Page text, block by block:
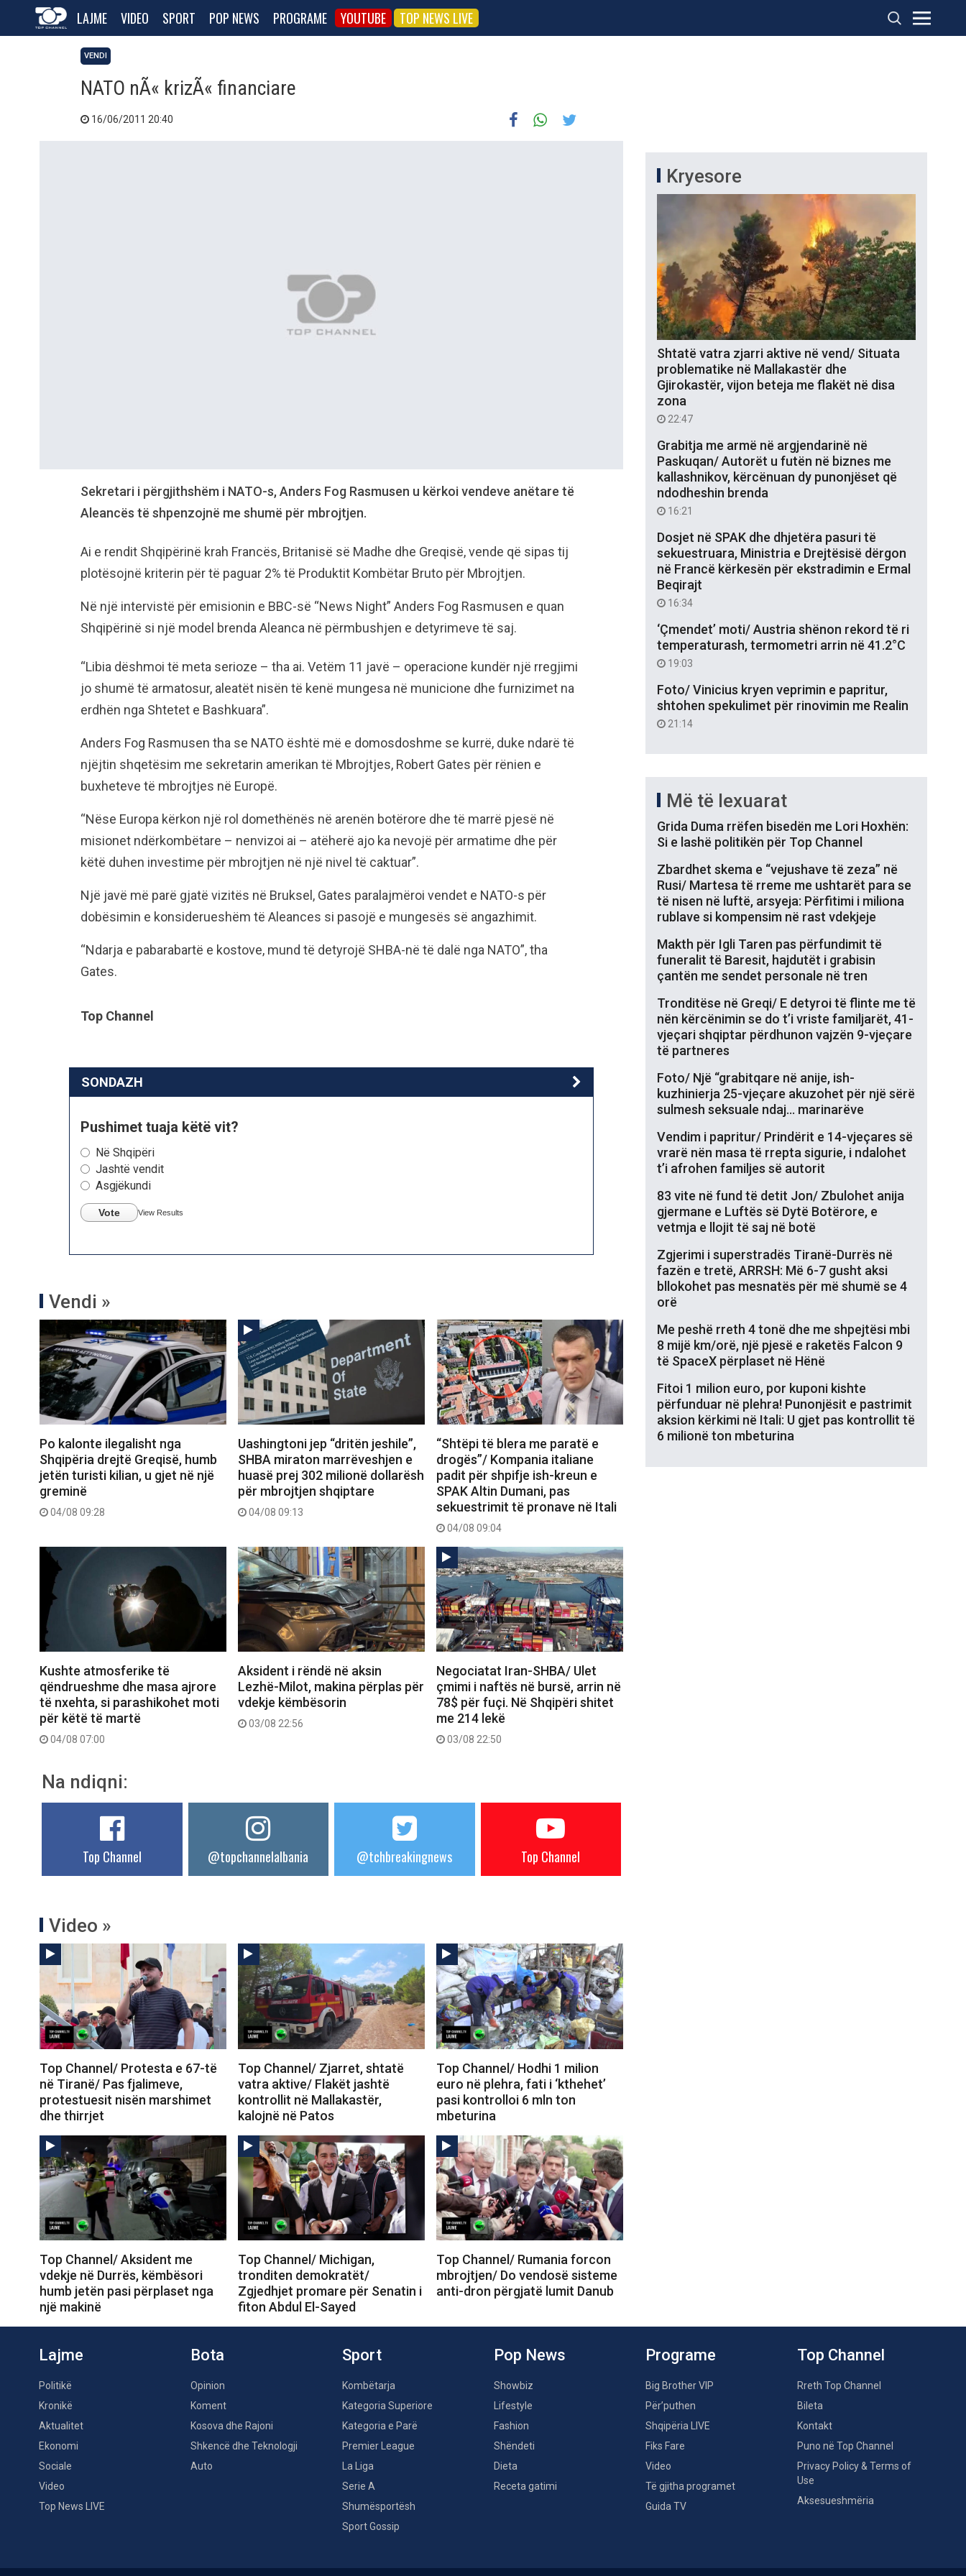
LAJME VIDEO SPORT POP NEWS PROGRAME YOUTUBE TOP NEWS LIVE
VENDI
NATO nÃ« krizÃ« financiare
16/06/2011 20:40
Sekretari i përgjithshëm i NATO-s, Anders Fog Rasmusen u kërkoi vendeve anëtare të
Aleancës të shpenzojnë me shumë për mbrojtjen.
Ai e rendit Shqipërinë krah Francës, Britanisë së Madhe dhe Greqisë, vende që sipas tij
plotësojnë kriterin për të paguar 2% të Produktit Kombëtar Bruto për Mbrojtjen.
Në një intervistë për emisionin e BBC-së “News Night” Anders Fog Rasmusen e quan
Shqipërinë si një model brenda Aleanca në përmbushjen e detyrimeve të saj.
“Libia dëshmoi të meta serioze – tha ai. Vetëm 11 javë – operacione kundër një rregjimi
jo shumë të armatosur, aleatët nisën të kenë mungesa në municione dhe furnizimet na
erdhën nga Shtetet e Bashkuara”.
Anders Fog Rasmusen tha se NATO është më e domosdoshme se kurrë, duke ndarë të
njëjtin shqetësim me sekretarin amerikan të Mbrojtjes, Robert Gates për rënien e
buxheteve të mbrojtjes në Europë.
“Nëse Europa kërkon një rol domethënës në arenën botërore dhe të marrë pjesë në
misionet ndërkombëtare – nenvizoi ai – atëherë ajo ka nevojë për armatime dhe për
këtë duhen investime për mbrojtjen në një nivel të caktuar”.
Një javë më parë gjatë vizitës në Bruksel, Gates paralajmëroi vendet e NATO-s për
dobësimin e konsiderueshëm të Aleances si pasojë e mungesës së angazhimit.
“Ndarja e pabarabartë e kostove, mund të detyrojë SHBA-në të dalë nga NATO”, tha
Gates.
Top Channel
SONDAZH
Pushimet tuaja këtë vit?
Në Shqipëri
Jashtë vendit
Asgjëkundi
Vote View Results
Vendi »
Po kalonte ilegalisht nga
Shqipëria drejtë Greqisë, humb
jetën turisti kilian, u gjet në një
greminë
04/08 09:28
Uashingtoni jep “dritën jeshile”,
SHBA miraton marrëveshjen e
huasë prej 302 milionë dollarësh
për mbrojtjen shqiptare
04/08 09:13
“Shtëpi të blera me paratë e
drogës”/ Kompania italiane
padit për shpifje ish-kreun e
SPAK Altin Dumani, pas
sekuestrimit të pronave në Itali
04/08 09:04
Kushte atmosferike të
qëndrueshme dhe masa ajrore
të nxehta, si parashikohet moti
për këtë të martë
04/08 07:00
Aksident i rëndë në aksin
Lezhë-Milot, makina përplas për
vdekje këmbësorin
03/08 22:56
Negociatat Iran-SHBA/ Ulet
çmimi i naftës në bursë, arrin në
78$ për fuçi. Në Shqipëri shitet
me 214 lekë
03/08 22:50
Na ndiqni:
Top Channel @topchannelalbania @tchbreakingnews Top Channel
Video »
Top Channel/ Protesta e 67-të
në Tiranë/ Pas fjalimeve,
protestuesit nisën marshimet
dhe thirrjet
Top Channel/ Zjarret, shtatë
vatra aktive/ Flakët jashtë
kontrollit në Mallakastër,
kalojnë në Patos
Top Channel/ Hodhi 1 milion
euro në plehra, fati i ‘kthehet’
pasi kontrolloi 6 mln ton
mbeturina
Top Channel/ Aksident me
vdekje në Durrës, këmbësori
humb jetën pasi përplaset nga
një makinë
Top Channel/ Michigan,
tronditen demokratët/
Zgjedhjet promare për Senatin i
fiton Abdul El-Sayed
Top Channel/ Rumania forcon
mbrojtjen/ Do vendosë sisteme
anti-dron përgjatë lumit Danub
Kryesore
Shtatë vatra zjarri aktive në vend/ Situata
problematike në Mallakastër dhe
Gjirokastër, vijon beteja me flakët në disa
zona
22:47
Grabitja me armë në argjendarinë në
Paskuqan/ Autorët u futën në biznes me
kallashnikov, kërcënuan dy punonjëset që
ndodheshin brenda
16:21
Dosjet në SPAK dhe dhjetëra pasuri të
sekuestruara, Ministria e Drejtësisë dërgon
në Francë kërkesën për ekstradimin e Ermal
Beqirajt
16:34
‘Çmendet’ moti/ Austria shënon rekord të ri
temperaturash, termometri arrin në 41.2°C
19:03
Foto/ Vinicius kryen veprimin e papritur,
shtohen spekulimet për rinovimin me Realin
21:14
Më të lexuarat
Grida Duma rrëfen bisedën me Lori Hoxhën:
Si e lashë politikën për Top Channel
Zbardhet skema e “vejushave të zeza” në
Rusi/ Martesa të rreme me ushtarët para se
të nisen në luftë, arsyeja: Përfitimi i miliona
rublave si kompensim në rast vdekjeje
Makth për Igli Taren pas përfundimit të
funeralit të Baresit, hajdutët i grabisin
çantën me sendet personale në tren
Tronditëse në Greqi/ E detyroi të flinte me të
nën kërcënimin se do t’i vriste familjarët, 41-
vjeçari shqiptar përdhunon vajzën 9-vjeçare
të partneres
Foto/ Një “grabitqare në anije, ish-
kuzhinierja 25-vjeçare akuzohet për një sërë
sulmesh seksuale ndaj… marinarëve
Vendim i papritur/ Prindërit e 14-vjeçares së
vrarë nën masa të rrepta sigurie, i ndalohet
t’i afrohen familjes së autorit
83 vite në fund të detit Jon/ Zbulohet anija
gjermane e Luftës së Dytë Botërore, e
vetmja e llojit të saj në botë
Zgjerimi i superstradës Tiranë-Durrës në
fazën e tretë, ARRSH: Më 6-7 gusht aksi
bllokohet pas mesnatës për më shumë se 4
orë
Me peshë rreth 4 tonë dhe me shpejtësi mbi
8 mijë km/orë, një pjesë e raketës Falcon 9
të SpaceX përplaset në Hënë
Fitoi 1 milion euro, por kuponi kishte
përfunduar në plehra! Punonjësit e pastrimit
aksion kërkimi në Itali: U gjet pas kontrollit të
6 milionë ton mbeturina
Lajme
Politikë
Kronikë
Aktualitet
Ekonomi
Sociale
Video
Top News LIVE
Bota
Opinion
Koment
Kosova dhe Rajoni
Shkencë dhe Teknologji
Auto
Sport
Kombëtarja
Kategoria Superiore
Kategoria e Parë
Premier League
La Liga
Serie A
Shumësportësh
Sport Gossip
Pop News
Showbiz
Lifestyle
Fashion
Shëndeti
Dieta
Receta gatimi
Programe
Big Brother VIP
Për’puthen
Shqipëria LIVE
Fiks Fare
Video
Të gjitha programet
Guida TV
Top Channel
Rreth Top Channel
Bileta
Kontakt
Puno në Top Channel
Privacy Policy & Terms of
Use
Aksesueshmëria